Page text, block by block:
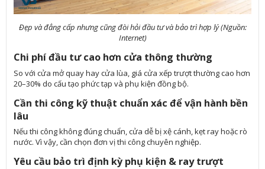
Đẹp và đẳng cấp nhưng cũng đòi hỏi đầu tư và bảo trì hợp lý (Nguồn:
Internet)
Chi phí đầu tư cao hơn cửa thông thường
So với cửa mở quay hay cửa lùa, giá cửa xếp trượt thường cao hơn
20–30% do cấu tạo phức tạp và phụ kiện đồng bộ.
Cần thi công kỹ thuật chuẩn xác để vận hành bền
lâu
Nếu thi công không đúng chuẩn, cửa dễ bị xệ cánh, kẹt ray hoặc rò
nước. Vì vậy, cần chọn đơn vị thi công chuyên nghiệp.
Yêu cầu bảo trì định kỳ phụ kiện & ray trượt